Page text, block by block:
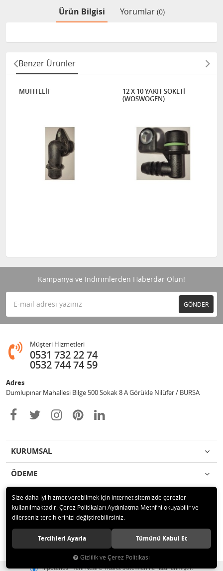
Ürün Bilgisi Yorumlar (0)
Benzer Ürünler
MUHTELİF
12 X 10 YAKIT SOKETİ
(WOSWOGEN)
Kampanya ve İndirimlerden Haberdar Olun!
GÖNDER
Müşteri Hizmetleri
0531 732 22 74
0532 744 74 59
Adres
Dumlupınar Mahallesi Bilge 500 Sokak 8 A Görükle Nilüfer / BURSA
KURUMSAL
ÖDEME
İLETİŞİM
© 2020 MAG OTOMOTİV Tüm hakları saklıdır.
Hipotenüs Yeni Nesil E-Ticaret Sistemleri ile Hazırlanmıştır.
Size daha iyi hizmet verebilmek için internet sitemizde çerezler
kullanılmaktadır. Çerez Politikaları Aydınlatma Metni’ni okuyabilir ve
dilerseniz tercihlerinizi değiştirebilirsiniz.
Tercihleri Ayarla Tümünü Kabul Et
Gizlilik ve Çerez Politikası